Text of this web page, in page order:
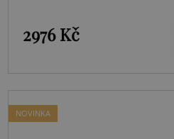
2976 Kč
NOVINKA